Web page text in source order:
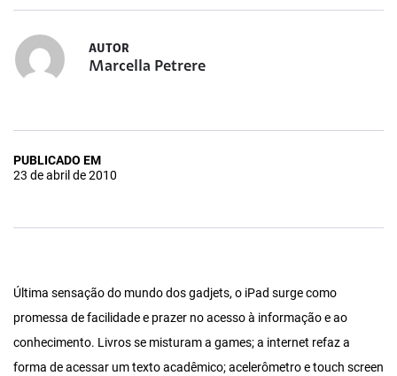
AUTOR
Marcella Petrere
PUBLICADO EM
23 de abril de 2010
Última sensação do mundo dos gadjets, o iPad surge como
promessa de facilidade e prazer no acesso à informação e ao
conhecimento. Livros se misturam a games; a internet refaz a
forma de acessar um texto acadêmico; acelerômetro e touch screen